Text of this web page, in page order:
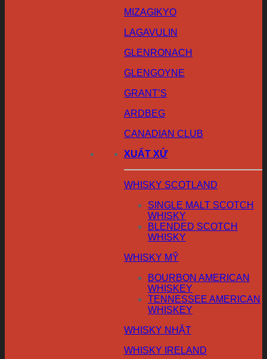
MIZAGIKYO
LAGAVULIN
GLENRONACH
GLENGOYNE
GRANT’S
ARDBEG
CANADIAN CLUB
XUẤT XỨ
WHISKY SCOTLAND
SINGLE MALT SCOTCH
WHISKY
BLENDED SCOTCH
WHISKY
WHISKY MỸ
BOURBON AMERICAN
WHISKEY
TENNESSEE AMERICAN
WHISKEY
WHISKY NHẬT
WHISKY IRELAND